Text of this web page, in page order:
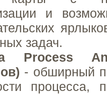
и
задач.
Process
- обширный
процесса,